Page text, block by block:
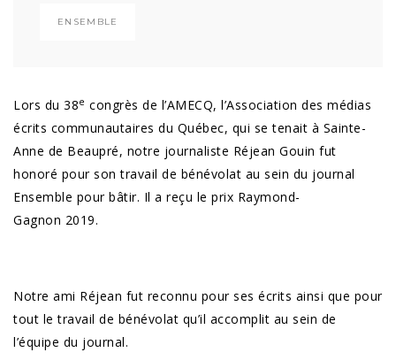
ENSEMBLE
Lors du 38e congrès de l’AMECQ, l’Association des médias
écrits communautaires du Québec, qui se tenait à Sainte-
Anne de Beaupré, notre journaliste Réjean Gouin fut
honoré pour son travail de bénévolat au sein du journal
Ensemble pour bâtir. Il a reçu le prix Raymond-
Gagnon 2019.
Notre ami Réjean fut reconnu pour ses écrits ainsi que pour
tout le travail de bénévolat qu’il accomplit au sein de
l’équipe du journal.